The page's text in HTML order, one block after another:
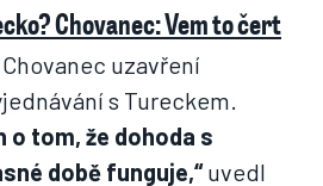
Chovanec: Vem to čert
uzavření
s Tureckem.
o tom, že dohoda s
době funguje,“uvedl